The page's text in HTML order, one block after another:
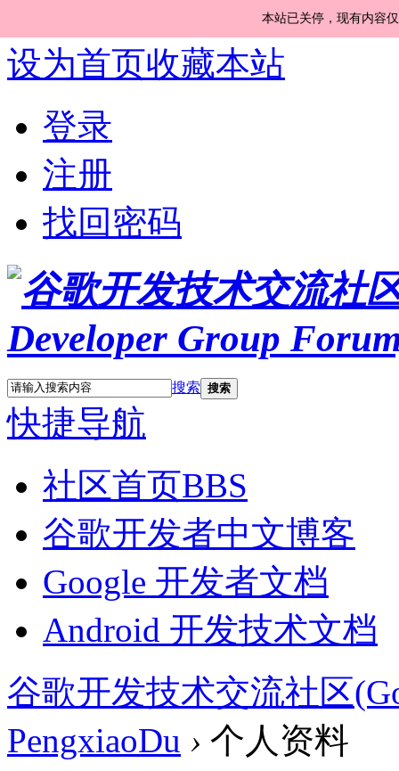
本站已关停，现有内容
设为首页收藏本站
登录
注册
找回密码
搜索 搜索
快捷导航
社区首页BBS
谷歌开发者中文博客
Google 开发者文档
Android 开发技术文档
谷歌开发技术交流社区
PengxiaoDu › 个人资料